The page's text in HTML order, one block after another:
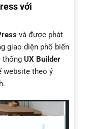
với
và được phát
giao diện phổ biến
thống UX Builder
website theo ý